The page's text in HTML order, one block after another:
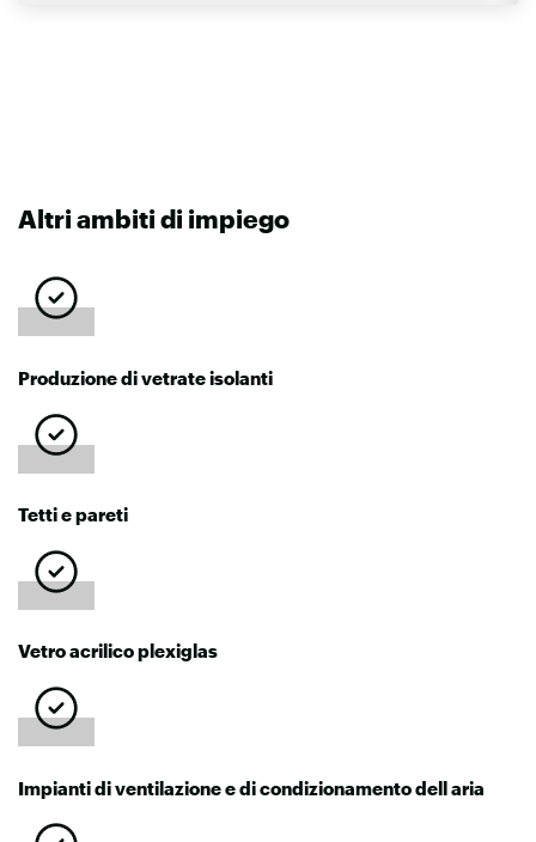
Altri ambiti di impiego
Produzione di vetrate isolanti
Tetti e pareti
Vetro acrilico plexiglas
Impianti di ventilazione e di condizionamento dell aria